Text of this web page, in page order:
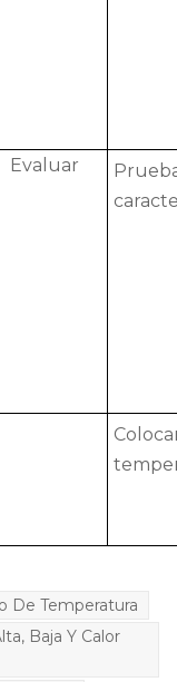
Evaluar
De Temperatura
Baja Y Calor